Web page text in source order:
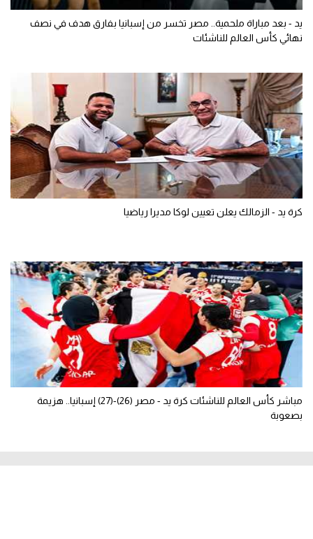
يد - بعد مباراة ملحمية.. مصر تخسر من إسبانيا بفارق هدف في نصف
نهائي كأس العالم للناشئات
كرة يد - الزمالك يعلن تعيين لوكا مديرا رياضيا
مباشر كأس العالم للناشئات كرة يد - مصر (26)-(27) إسبانيا.. هزيمة
بصعوبة